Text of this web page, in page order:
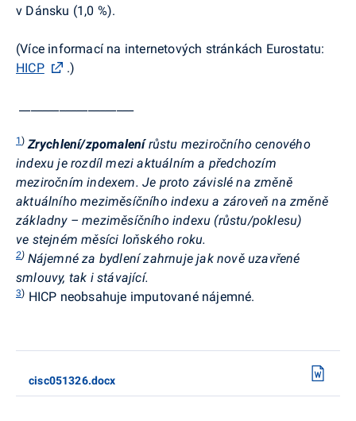
v Dánsku (1,0 %).
(Více informací na internetových stránkách Eurostatu:
HICP
.)
1) Zrychlení/zpomalenírůstu meziročního cenového
indexu je rozdíl mezi aktuálním a předchozím
meziročním indexem. Je proto závislé na změně
aktuálního meziměsíčního indexu a zároveň na změně
základny – meziměsíčního indexu (růstu/poklesu)
ve stejném měsíci loňského roku.
2) Nájemné za bydlení zahrnuje jak nově uzavřené
smlouvy, tak i stávající.
3) HICP neobsahuje imputované nájemné.
cisc051326.docx